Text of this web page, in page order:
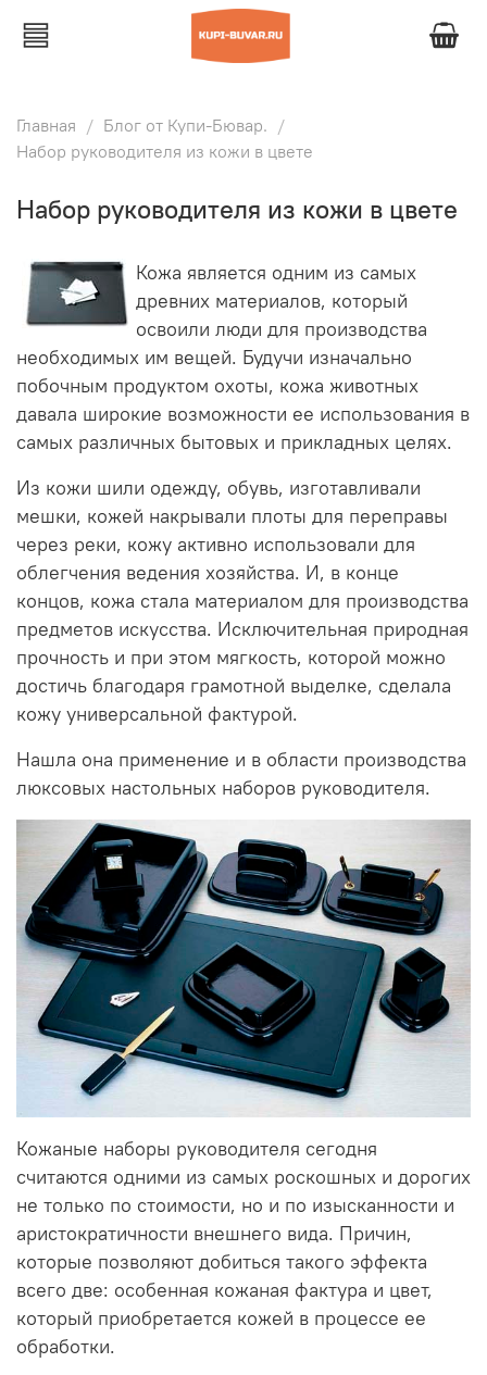
Главная
Блог от Купи-Бювар.
Набор руководителя из кожи в цвете
Набор руководителя из кожи в цвете
Кожа является одним из самых
древних материалов, который
освоили люди для производства
необходимых им вещей. Будучи изначально
побочным продуктом охоты, кожа животных
давала широкие возможности ее использования в
самых различных бытовых и прикладных целях.
Из кожи шили одежду, обувь, изготавливали
мешки, кожей накрывали плоты для переправы
через реки, кожу активно использовали для
облегчения ведения хозяйства. И, в конце
концов, кожа стала материалом для производства
предметов искусства. Исключительная природная
прочность и при этом мягкость, которой можно
достичь благодаря грамотной выделке, сделала
кожу универсальной фактурой.
Нашла она применение и в области производства
люксовых настольных наборов руководителя.
Кожаные наборы руководителя сегодня
считаются одними из самых роскошных и дорогих
не только по стоимости, но и по изысканности и
аристократичности внешнего вида. Причин,
которые позволяют добиться такого эффекта
всего две: особенная кожаная фактура и цвет,
который приобретается кожей в процессе ее
обработки.